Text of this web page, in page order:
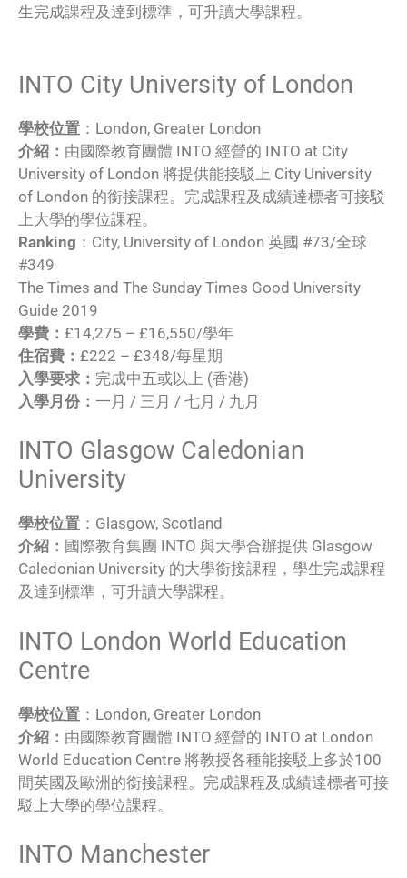
生完成課程及達到標準，可升讀大學課程。
INTO City University of London
學校位置 ：London, Greater London
介紹： 由國際教育團體 INTO 經營的 INTO at City
University of London 將提供能接駁上 City University
of London 的銜接課程。完成課程及成績達標者可接駁
上大學的學位課程。
Ranking ：City, University of London 英國 #73/全球
#349
The Times and The Sunday Times Good University
Guide 2019
學費： £14,275 – £16,550/學年
住宿費： £222 – £348/每星期
入學要求： 完成中五或以上 (香港)
入學月份： 一月 / 三月 / 七月 / 九月
INTO Glasgow Caledonian
University
學校位置 ：Glasgow, Scotland
介紹： 國際教育集團 INTO 與大學合辦提供 Glasgow
Caledonian University 的大學銜接課程，學生完成課程
及達到標準，可升讀大學課程。
INTO London World Education
Centre
學校位置 ：London, Greater London
介紹： 由國際教育團體 INTO 經營的 INTO at London
World Education Centre 將教授各種能接駁上多於100
間英國及歐洲的銜接課程。完成課程及成績達標者可接
駁上大學的學位課程。
INTO Manchester